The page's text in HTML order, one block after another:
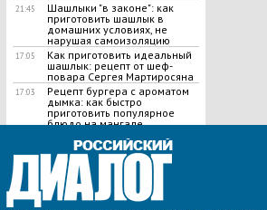
21:45
Шашлыки "в законе": как
приготовить шашлык в
домашних условиях, не
нарушая самоизоляцию
17:05
Как приготовить идеальный
шашлык​: рецепт от шеф-
повара Сергея Мартиросяна
17:03
Рецепт бургера с ароматом
дымка: как быстро
приготовить популярное
блюдо на мангале
ВСЕ НОВОСТИ »